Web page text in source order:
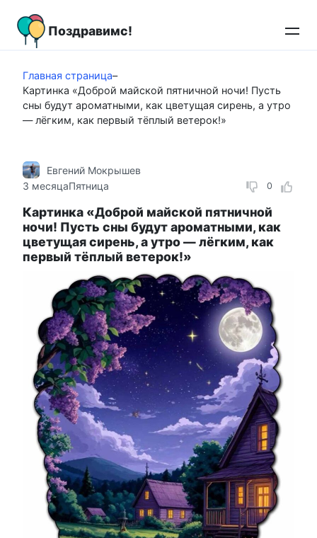
контенту
Поздравимс!
Главная страница–
Картинка «Доброй майской пятничной ночи! Пусть
сны будут ароматными, как цветущая сирень, а утро
— лёгким, как первый тёплый ветерок!»
0
Евгений Мокрышев
3 месяцаПятница
Картинка «Доброй майской пятничной
ночи! Пусть сны будут ароматными, как
цветущая сирень, а утро — лёгким, как
первый тёплый ветерок!»